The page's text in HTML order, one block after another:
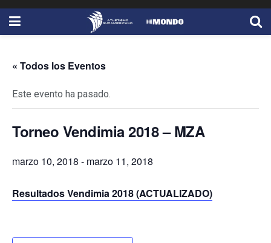
« Todos los Eventos
Este evento ha pasado.
Torneo Vendimia 2018 – MZA
marzo 10, 2018 - marzo 11, 2018
Resultados Vendimia 2018 (ACTUALIZADO)